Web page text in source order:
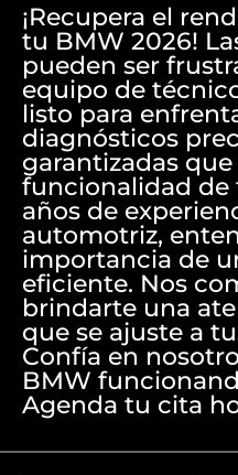
¡Recupera el
tu BMW 2026!
pueden ser
equipo de
listo para
diagnósticos
garantizadas
funcionalidad de
años de
automotriz,
importancia de
eficiente. Nos
brindarte una
que se ajuste a
Confía en
BMW
Agenda tu cita